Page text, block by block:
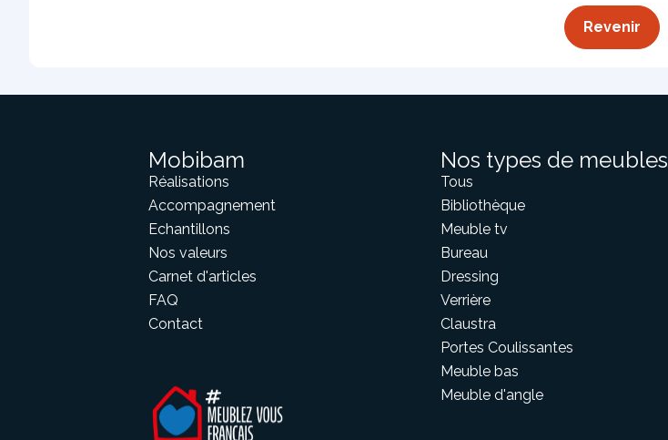
Revenir
Mobibam
Réalisations
Accompagnement
Echantillons
Nos valeurs
Carnet d'articles
FAQ
Contact
Nos types de meubles
Tous
Bibliothèque
Meuble tv
Bureau
Dressing
Verrière
Claustra
Portes Coulissantes
Meuble bas
Meuble d'angle